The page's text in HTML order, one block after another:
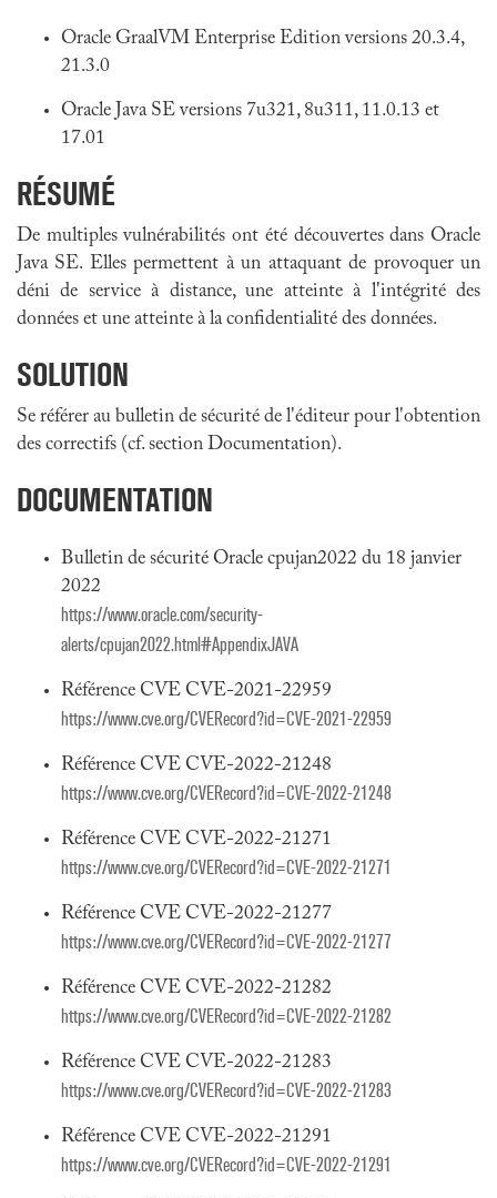
Oracle GraalVM Enterprise Edition versions 20.3.4,
21.3.0
Oracle Java SE versions 7u321, 8u311, 11.0.13 et
17.01
RÉSUMÉ
De multiples vulnérabilités ont été découvertes dans Oracle
Java SE. Elles permettent à un attaquant de provoquer un
déni de service à distance, une atteinte à l'intégrité des
données et une atteinte à la confidentialité des données.
SOLUTION
Se référer au bulletin de sécurité de l'éditeur pour l'obtention
des correctifs (cf. section Documentation).
DOCUMENTATION
Bulletin de sécurité Oracle cpujan2022 du 18 janvier
2022
https://www.oracle.com/security-
alerts/cpujan2022.html#AppendixJAVA
Référence CVE CVE-2021-22959
https://www.cve.org/CVERecord?id=CVE-2021-22959
Référence CVE CVE-2022-21248
https://www.cve.org/CVERecord?id=CVE-2022-21248
Référence CVE CVE-2022-21271
https://www.cve.org/CVERecord?id=CVE-2022-21271
Référence CVE CVE-2022-21277
https://www.cve.org/CVERecord?id=CVE-2022-21277
Référence CVE CVE-2022-21282
https://www.cve.org/CVERecord?id=CVE-2022-21282
Référence CVE CVE-2022-21283
https://www.cve.org/CVERecord?id=CVE-2022-21283
Référence CVE CVE-2022-21291
https://www.cve.org/CVERecord?id=CVE-2022-21291